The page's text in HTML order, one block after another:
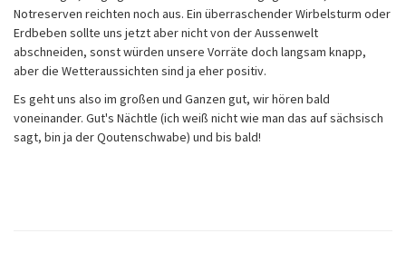
Notreserven reichten noch aus. Ein überraschender Wirbelsturm oder
Erdbeben sollte uns jetzt aber nicht von der Aussenwelt
abschneiden, sonst würden unsere Vorräte doch langsam knapp,
aber die Wetteraussichten sind ja eher positiv.
Es geht uns also im großen und Ganzen gut, wir hören bald
voneinander. Gut's Nächtle (ich weiß nicht wie man das auf sächsisch
sagt, bin ja der Qoutenschwabe) und bis bald!